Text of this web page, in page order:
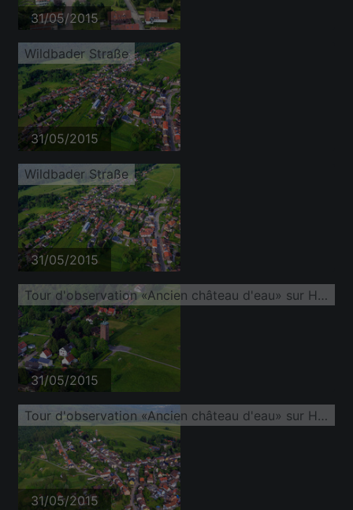
31/05/2015
Wildbader Straße
31/05/2015
Wildbader Straße
31/05/2015
Tour d'observation «Ancien château d'eau» sur Höhenstraße
31/05/2015
Tour d'observation «Ancien château d'eau» sur Höhenstraße
31/05/2015